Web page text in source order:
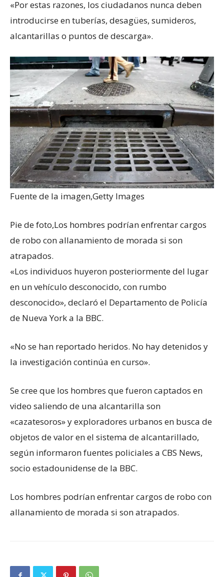
«Por estas razones, los ciudadanos nunca deben
introducirse en tuberías, desagües, sumideros,
alcantarillas o puntos de descarga».
Fuente de la imagen,Getty Images
Pie de foto,Los hombres podrían enfrentar cargos
de robo con allanamiento de morada si son
atrapados.
«Los individuos huyeron posteriormente del lugar
en un vehículo desconocido, con rumbo
desconocido», declaró el Departamento de Policía
de Nueva York a la BBC.
«No se han reportado heridos. No hay detenidos y
la investigación continúa en curso».
Se cree que los hombres que fueron captados en
video saliendo de una alcantarilla son
«cazatesoros» y exploradores urbanos en busca de
objetos de valor en el sistema de alcantarillado,
según informaron fuentes policiales a CBS News,
socio estadounidense de la BBC.
Los hombres podrían enfrentar cargos de robo con
allanamiento de morada si son atrapados.